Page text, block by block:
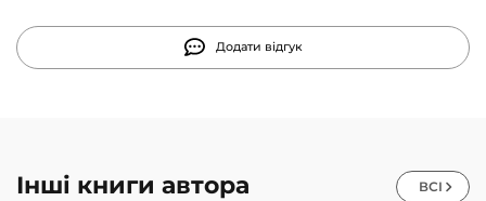
Додати відгук
Інші книги автора ВСІ